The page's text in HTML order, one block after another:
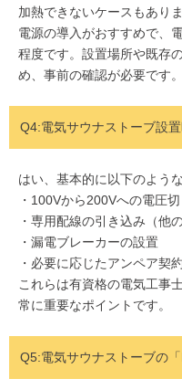
加熱できないケースもあり
電源の導入がおすすめで、
程度です。設置場所や既存
め、事前の確認が必要です。
Q4:電気サウナストーブ設
はい、基本的に以下のよう
・100Vから200Vへの電圧切
・専用配線の引き込み（他
・漏電ブレーカーの設置
・必要に応じたアンペア契
これらは有資格の電気工事
常に重要なポイントです。
Q5:電気サウナストーブの